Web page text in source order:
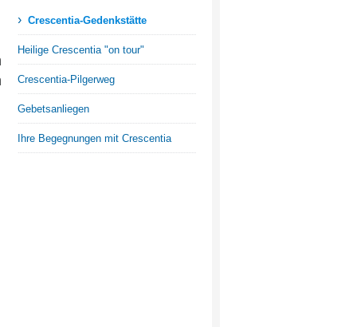
› Crescentia-Gedenkstätte
Heilige Crescentia "on tour"
Crescentia-Pilgerweg
Gebetsanliegen
Ihre Begegnungen mit Crescentia